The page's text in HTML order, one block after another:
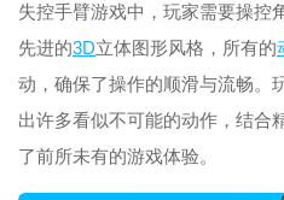
失控手臂游戏中，玩家需要操控
先进的3D立体图形风格，所有的
动，确保了操作的顺滑与流畅。
出许多看似不可能的动作，结合
了前所未有的游戏体验。